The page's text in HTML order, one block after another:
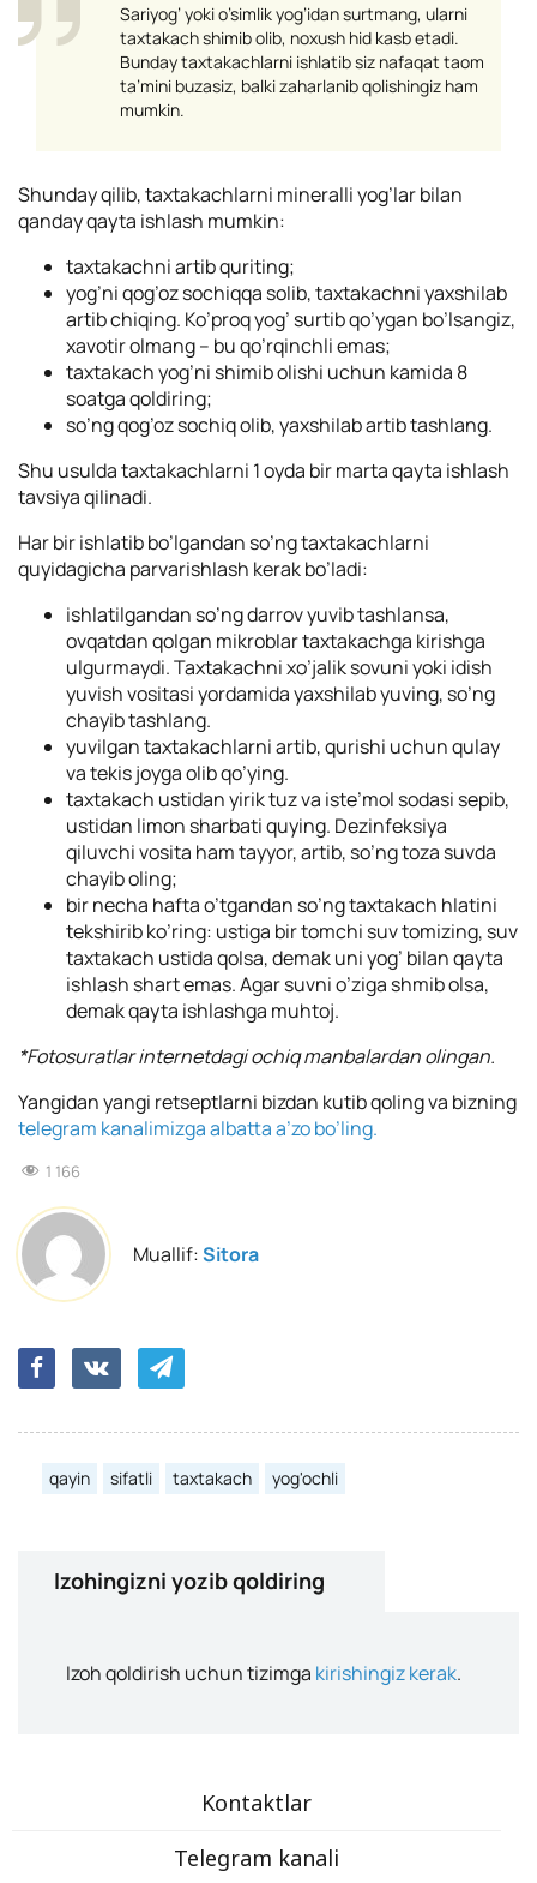
Sariyog’ yoki o’simlik yog’idan surtmang, ularni
taxtakach shimib olib, noxush hid kasb etadi.
Bunday taxtakachlarni ishlatib siz nafaqat taom
ta’mini buzasiz, balki zaharlanib qolishingiz ham
mumkin.
Shunday qilib, taxtakachlarni mineralli yog’lar bilan
qanday qayta ishlash mumkin:
taxtakachni artib quriting;
yog’ni qog’oz sochiqqa solib, taxtakachni yaxshilab
artib chiqing. Ko’proq yog’ surtib qo’ygan bo’lsangiz,
xavotir olmang – bu qo’rqinchli emas;
taxtakach yog’ni shimib olishi uchun kamida 8
soatga qoldiring;
so’ng qog’oz sochiq olib, yaxshilab artib tashlang.
Shu usulda taxtakachlarni 1 oyda bir marta qayta ishlash
tavsiya qilinadi.
Har bir ishlatib bo’lgandan so’ng taxtakachlarni
quyidagicha parvarishlash kerak bo’ladi:
ishlatilgandan so’ng darrov yuvib tashlansa,
ovqatdan qolgan mikroblar taxtakachga kirishga
ulgurmaydi. Taxtakachni xo’jalik sovuni yoki idish
yuvish vositasi yordamida yaxshilab yuving, so’ng
chayib tashlang.
yuvilgan taxtakachlarni artib, qurishi uchun qulay
va tekis joyga olib qo’ying.
taxtakach ustidan yirik tuz va iste’mol sodasi sepib,
ustidan limon sharbati quying. Dezinfeksiya
qiluvchi vosita ham tayyor, artib, so’ng toza suvda
chayib oling;
bir necha hafta o’tgandan so’ng taxtakach hlatini
tekshirib ko’ring: ustiga bir tomchi suv tomizing, suv
taxtakach ustida qolsa, demak uni yog’ bilan qayta
ishlash shart emas. Agar suvni o’ziga shmib olsa,
demak qayta ishlashga muhtoj.
*Fotosuratlar internetdagi ochiq manbalardan olingan.
Yangidan yangi retseptlarni bizdan kutib qoling va bizning
telegram kanalimizga albatta a’zo bo’ling.
1 166
Muallif:Sitora
qayin sifatli taxtakach yog'ochli
Izohingizni yozib qoldiring
Izoh qoldirish uchun tizimga kirishingiz kerak.
Kontaktlar
Telegram kanali